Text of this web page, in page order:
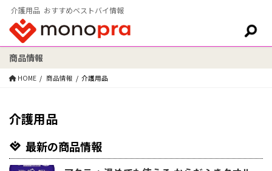
介護用品 おすすめベストバイ情報
検索:
商品情報
HOME 商品情報 介護用品
介護用品
最新の商品情報